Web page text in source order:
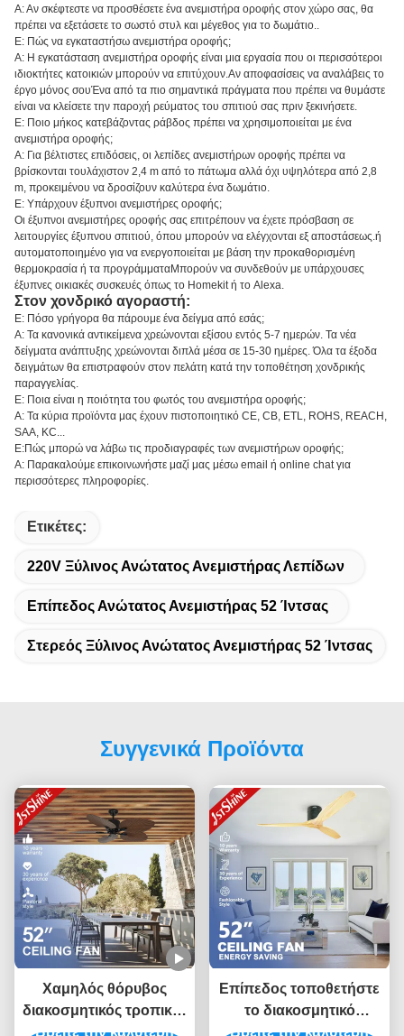
Α: Αν σκέφτεστε να προσθέσετε ένα ανεμιστήρα οροφής στον χώρο σας, θα
πρέπει να εξετάσετε το σωστό στυλ και μέγεθος για το δωμάτιο..
Ε: Πώς να εγκαταστήσω ανεμιστήρα οροφής;
Α: Η εγκατάσταση ανεμιστήρα οροφής είναι μια εργασία που οι περισσότεροι
ιδιοκτήτες κατοικιών μπορούν να επιτύχουν.Αν αποφασίσεις να αναλάβεις το
έργο μόνος σουΈνα από τα πιο σημαντικά πράγματα που πρέπει να θυμάστε
είναι να κλείσετε την παροχή ρεύματος του σπιτιού σας πριν ξεκινήσετε.
Ε: Ποιο μήκος κατεβάζοντας ράβδος πρέπει να χρησιμοποιείται με ένα
ανεμιστήρα οροφής;
Α: Για βέλτιστες επιδόσεις, οι λεπίδες ανεμιστήρων οροφής πρέπει να
βρίσκονται τουλάχιστον 2,4 m από το πάτωμα αλλά όχι υψηλότερα από 2,8
m, προκειμένου να δροσίζουν καλύτερα ένα δωμάτιο.
Ε: Υπάρχουν έξυπνοι ανεμιστήρες οροφής;
Οι έξυπνοι ανεμιστήρες οροφής σας επιτρέπουν να έχετε πρόσβαση σε
λειτουργίες έξυπνου σπιτιού, όπου μπορούν να ελέγχονται εξ αποστάσεως.ή
αυτοματοποιημένο για να ενεργοποιείται με βάση την προκαθορισμένη
θερμοκρασία ή τα προγράμματαΜπορούν να συνδεθούν με υπάρχουσες
έξυπνες οικιακές συσκευές όπως το Homekit ή το Alexa.
Στον χονδρικό αγοραστή:
Ε: Πόσο γρήγορα θα πάρουμε ένα δείγμα από εσάς;
Α: Τα κανονικά αντικείμενα χρεώνονται εξίσου εντός 5-7 ημερών. Τα νέα
δείγματα ανάπτυξης χρεώνονται διπλά μέσα σε 15-30 ημέρες. Όλα τα έξοδα
δειγμάτων θα επιστραφούν στον πελάτη κατά την τοποθέτηση χονδρικής
παραγγελίας.
Ε: Ποια είναι η ποιότητα του φωτός του ανεμιστήρα οροφής;
Α: Τα κύρια προϊόντα μας έχουν πιστοποιητικό CE, CB, ETL, ROHS, REACH,
SAA, KC...
Ε:Πώς μπορώ να λάβω τις προδιαγραφές των ανεμιστήρων οροφής;
Α: Παρακαλούμε επικοινωνήστε μαζί μας μέσω email ή online chat για
περισσότερες πληροφορίες.
Ετικέτες:
220V Ξύλινος Ανώτατος Ανεμιστήρας Λεπίδων
Επίπεδος Ανώτατος Ανεμιστήρας 52 Ίντσας
Στερεός Ξύλινος Ανώτατος Ανεμιστήρας 52 Ίντσας
Συγγενικά Προϊόντα
Χαμηλός θόρυβος
διακοσμητικός τροπικός
Μεγάλη ροή αέρα
Βρείτε την καλύτερη
Επίπεδος τοποθετήστε
το διακοσμητικό
ανώτατο ανεμιστήρα με
Βρείτε την καλύτερη